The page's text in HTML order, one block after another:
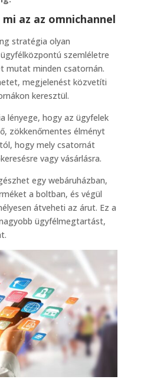
az az omnichannel
stratégia olyan
szemléletre
mutat minden csatornán.
megjelenést közvetíti
keresztül.
lényege, hogy az ügyfelek
zökkenőmentes élményt
hogy mely csatornát
vagy vásárlásra.
egy webáruházban,
a boltban, és végül
átveheti az árut. Ez a
ügyfélmegtartást,